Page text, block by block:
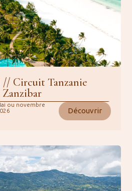
Circuit Tanzanie
Zanzibar
ou novembre
Découvrir